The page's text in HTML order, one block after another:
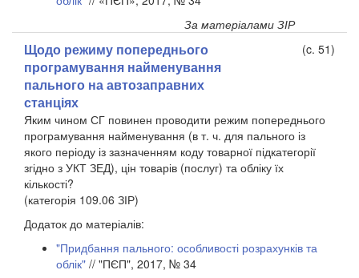
За матеріалами ЗІР
Щодо режиму попереднього
програмування найменування
пального на автозаправних
станціях
(c. 51)
Яким чином СГ повинен проводити режим попереднього
програмування найменування (в т. ч. для пального із
якого періоду із зазначенням коду товарної підкатегорії
згідно з УКТ ЗЕД), цін товарів (послуг) та обліку їх
кількості?
(категорія 109.06 ЗІР)
Додаток до матеріалів:
"Придбання пального: особливості розрахунків та
облік" // "ПЄП", 2017, № 34